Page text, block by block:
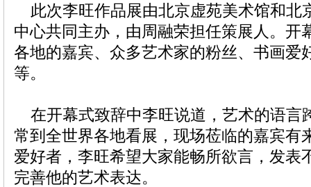
此次李旺作品展由北京虚苑美术馆和北
中心共同主办，由周融荣担任策展人。开
各地的嘉宾、众多艺术家的粉丝、书画爱
等。
在开幕式致辞中李旺说道，艺术的语言
常到全世界各地看展，现场莅临的嘉宾有
爱好者，李旺希望大家能畅所欲言，发表
完善他的艺术表达。